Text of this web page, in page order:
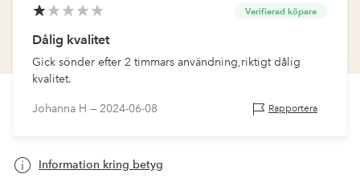
Verifierad köpare
Dålig kvalitet
Gick sönder efter 2 timmars användning,riktigt dålig
kvalitet.
Johanna H — 2024-06-08 Rapportera
Information kring betyg